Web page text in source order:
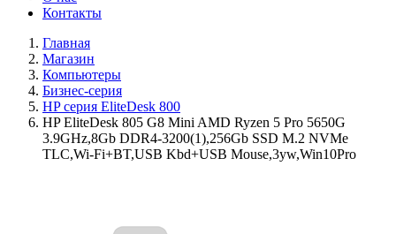
Контакты
Главная
Магазин
Компьютеры
Бизнес-серия
HP серия EliteDesk 800
HP EliteDesk 805 G8 Mini AMD Ryzen 5 Pro 5650G
3.9GHz,8Gb DDR4-3200(1),256Gb SSD M.2 NVMe
TLC,Wi-Fi+BT,USB Kbd+USB Mouse,3yw,Win10Pro